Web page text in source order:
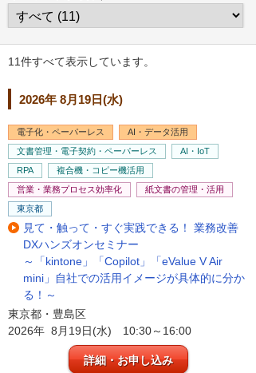
11件すべて表示しています。
2026年 8月19日(水)
電子化・ペーパーレス
AI・データ活用
文書管理・電子契約・ペーパーレス
AI・IoT
RPA
複合機・コピー機活用
営業・業務プロセス効率化
紙文書の管理・活用
東京都
見て・触って・すぐ実践できる！ 業務改善
DXハンズオンセミナー
～「kintone」「Copilot」「eValue V Air
mini」自社での活用イメージが具体的に分か
る！～
東京都・豊島区
2026年 8月19日(水) 10:30～16:00
詳細・お申し込み